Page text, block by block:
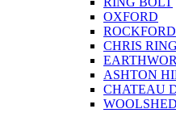
OXFORD
ROCKFORD
CHRIS
ASHTON
CHATEAU
WOOLSHED